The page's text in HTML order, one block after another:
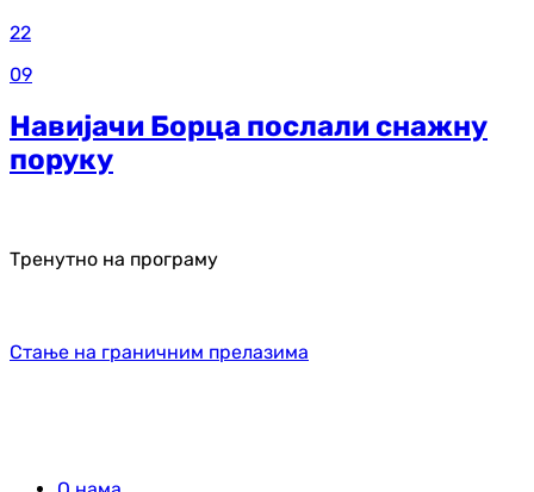
22
09
Навијачи Борца послали снажну
поруку
Тренутно на програму
Стање на граничним прелазима